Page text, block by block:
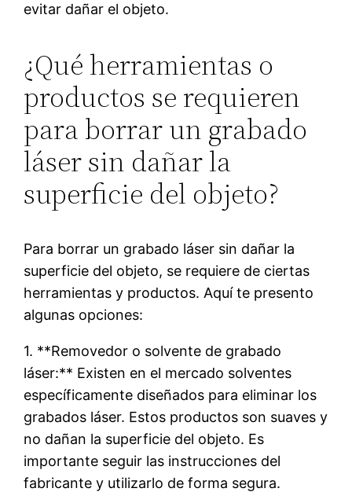
evitar dañar el objeto.
¿Qué herramientas o
productos se requieren
para borrar un grabado
láser sin dañar la
superficie del objeto?
Para borrar un grabado láser sin dañar la
superficie del objeto, se requiere de ciertas
herramientas y productos. Aquí te presento
algunas opciones:
1. **Removedor o solvente de grabado
láser:** Existen en el mercado solventes
específicamente diseñados para eliminar los
grabados láser. Estos productos son suaves y
no dañan la superficie del objeto. Es
importante seguir las instrucciones del
fabricante y utilizarlo de forma segura.